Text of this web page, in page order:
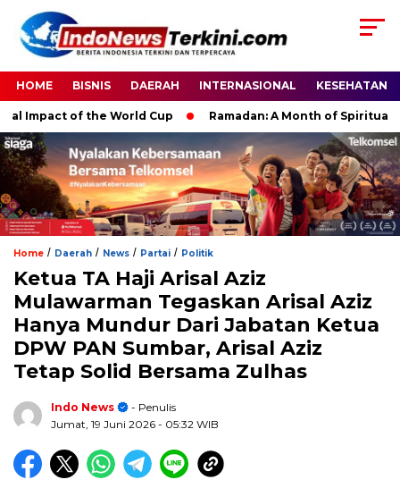
HOME BISNIS DAERAH INTERNASIONAL KESEHATAN
of the World Cup Ramadan: A Month of Spiritual
Home / Daerah / News / Partai / Politik
Ketua TA Haji Arisal Aziz
Mulawarman Tegaskan Arisal Aziz
Hanya Mundur Dari Jabatan Ketua
DPW PAN Sumbar, Arisal Aziz
Tetap Solid Bersama Zulhas
Indo News
- Penulis
Jumat, 19 Juni 2026 - 05:32 WIB